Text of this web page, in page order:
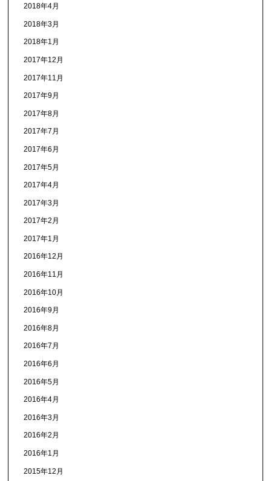
2018年4月
2018年3月
2018年1月
2017年12月
2017年11月
2017年9月
2017年8月
2017年7月
2017年6月
2017年5月
2017年4月
2017年3月
2017年2月
2017年1月
2016年12月
2016年11月
2016年10月
2016年9月
2016年8月
2016年7月
2016年6月
2016年5月
2016年4月
2016年3月
2016年2月
2016年1月
2015年12月